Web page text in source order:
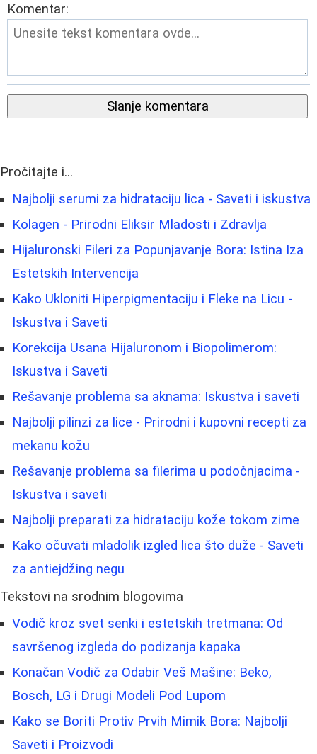
Komentar:
Slanje komentara
Pročitajte i...
Najbolji serumi za hidrataciju lica - Saveti i iskustva
Kolagen - Prirodni Eliksir Mladosti i Zdravlja
Hijaluronski Fileri za Popunjavanje Bora: Istina Iza
Estetskih Intervencija
Kako Ukloniti Hiperpigmentaciju i Fleke na Licu -
Iskustva i Saveti
Korekcija Usana Hijaluronom i Biopolimerom:
Iskustva i Saveti
Rešavanje problema sa aknama: Iskustva i saveti
Najbolji pilinzi za lice - Prirodni i kupovni recepti za
mekanu kožu
Rešavanje problema sa filerima u podočnjacima -
Iskustva i saveti
Najbolji preparati za hidrataciju kože tokom zime
Kako očuvati mladolik izgled lica što duže - Saveti
za antiejdžing negu
Tekstovi na srodnim blogovima
Vodič kroz svet senki i estetskih tretmana: Od
savršenog izgleda do podizanja kapaka
Konačan Vodič za Odabir Veš Mašine: Beko,
Bosch, LG i Drugi Modeli Pod Lupom
Kako se Boriti Protiv Prvih Mimik Bora: Najbolji
Saveti i Proizvodi